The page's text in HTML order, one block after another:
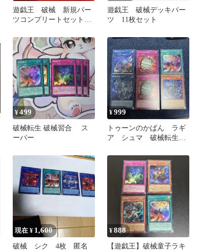
遊戯王 破械 新規パー
ツコンプリートセット
遊戯王 破械デッキパー
ツ 11枚セット
¥499
破械転生 破械習合 ス
ーパー
¥999
トゥーンのかばん ラギ
ア シュマ 破械転生
現在 ¥ 1,600
破械 シク 4枚 匿名
¥888
【遊戯王】破械童子ラキ